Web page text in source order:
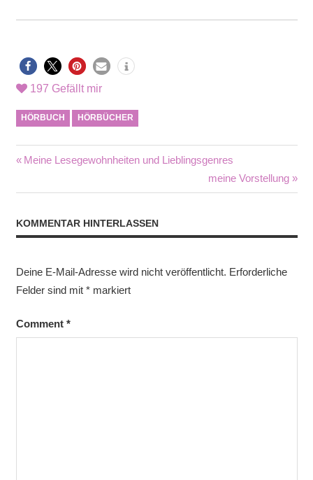
197 Gefällt mir
HÖRBUCH HÖRBÜCHER
Beitragsnavigation
Vorheriger
Meine Lesegewohnheiten und Lieblingsgenres
Nächster
Beitrag:
meine Vorstellung
KOMMENTAR HINTERLASSEN
Deine E-Mail-Adresse wird nicht veröffentlicht. Erforderliche
Felder sind mit *markiert
Comment*